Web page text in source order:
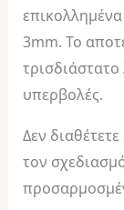
3mm. Το
υπερβολές.
Δεν
τον